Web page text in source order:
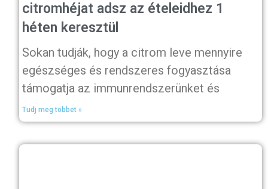
citromhéjat adsz az ételeidhez 1
héten keresztül
Sokan tudják, hogy a citrom leve mennyire
egészséges és rendszeres fogyasztása
támogatja az immunrendszerünket és
Tudj meg többet »